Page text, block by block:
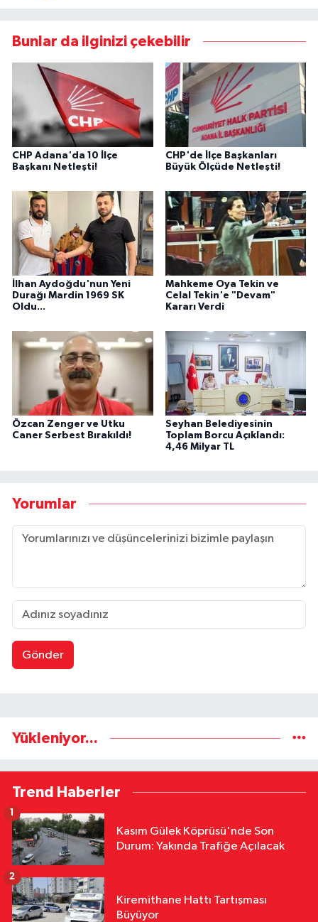
Bunlar da ilginizi çekebilir
CHP Adana'da 10 İlçe
Başkanı Netleşti!
CHP'de İlçe Başkanları
Büyük Ölçüde Netleşti!
İlhan Aydoğdu'nun Yeni
Durağı Mardin 1969 SK
Oldu...
Mahkeme Oya Tekin ve
Celal Tekin'e "Devam"
Kararı Verdi
Özcan Zenger ve Utku
Caner Serbest Bırakıldı!
Seyhan Belediyesinin
Toplam Borcu Açıklandı:
4,46 Milyar TL
Yorumlar
Gönder
Yükleniyor...
Trend Haberler
Kasım Gülek Köprüsü'nde Son
Durum: Yakında Trafiğe Açılacak
1
Kiremithane Hattı Tartışması
Büyüyor
2